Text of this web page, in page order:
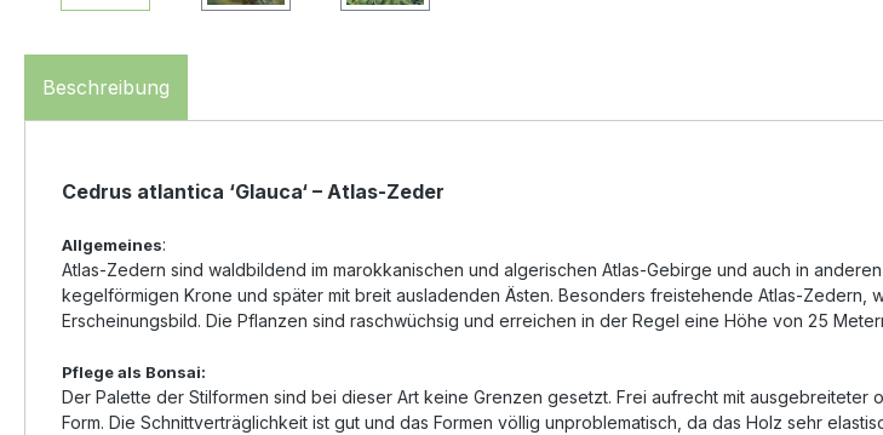
Beschreibung
Cedrus atlantica ‘Glauca‘ – Atlas-Zeder
Allgemeines:
Atlas-Zedern sind waldbildend im marokkanischen und algerischen Atlas-Gebirge und auch in
kegelförmigen Krone und später mit breit ausladenden Ästen. Besonders freistehende Atlas-Zedern,
Erscheinungsbild. Die Pflanzen sind raschwüchsig und erreichen in der Regel eine Höhe von 25
Pflege als Bonsai:
Der Palette der Stilformen sind bei dieser Art keine Grenzen gesetzt. Frei aufrecht mit
Form. Die Schnittverträglichkeit ist gut und das Formen völlig unproblematisch, da das Holz sehr